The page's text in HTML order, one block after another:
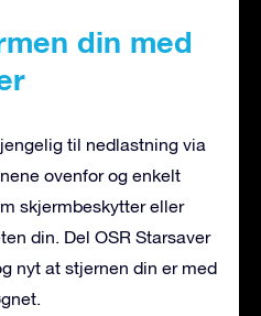
din med
til nedlastning via
ovenfor og enkelt
skjermbeskytter eller
din. Del OSR Starsaver
nyt at stjernen din er med